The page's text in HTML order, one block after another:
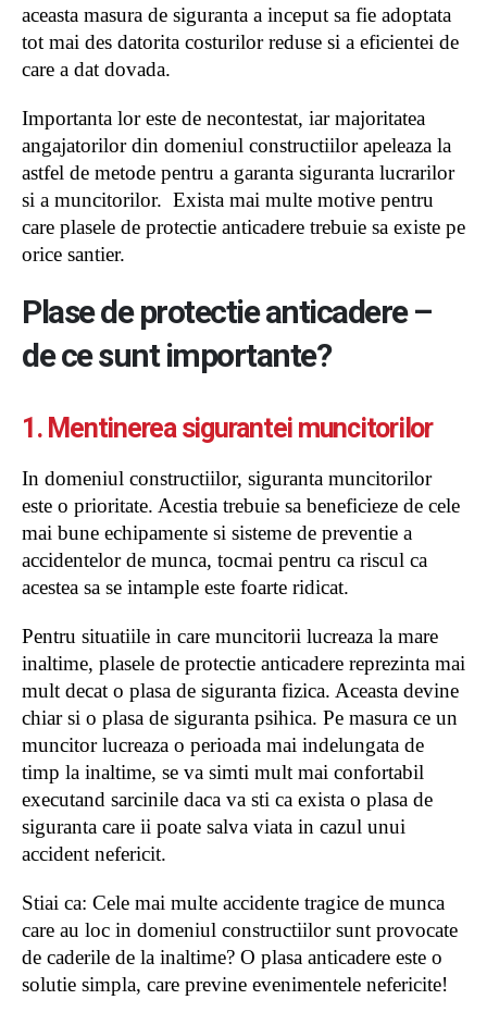
aceasta masura de siguranta a inceput sa fie adoptata
tot mai des datorita costurilor reduse si a eficientei de
care a dat dovada.
Importanta lor este de necontestat, iar majoritatea
angajatorilor din domeniul constructiilor apeleaza la
astfel de metode pentru a garanta siguranta lucrarilor
si a muncitorilor. Exista mai multe motive pentru
care plasele de protectie anticadere trebuie sa existe pe
orice santier.
Plase de protectie anticadere –
de ce sunt importante?
1. Mentinerea sigurantei muncitorilor
In domeniul constructiilor, siguranta muncitorilor
este o prioritate. Acestia trebuie sa beneficieze de cele
mai bune echipamente si sisteme de preventie a
accidentelor de munca, tocmai pentru ca riscul ca
acestea sa se intample este foarte ridicat.
Pentru situatiile in care muncitorii lucreaza la mare
inaltime, plasele de protectie anticadere reprezinta mai
mult decat o plasa de siguranta fizica. Aceasta devine
chiar si o plasa de siguranta psihica. Pe masura ce un
muncitor lucreaza o perioada mai indelungata de
timp la inaltime, se va simti mult mai confortabil
executand sarcinile daca va sti ca exista o plasa de
siguranta care ii poate salva viata in cazul unui
accident nefericit.
Stiai ca: Cele mai multe accidente tragice de munca
care au loc in domeniul constructiilor sunt provocate
de caderile de la inaltime? O plasa anticadere este o
solutie simpla, care previne evenimentele nefericite!